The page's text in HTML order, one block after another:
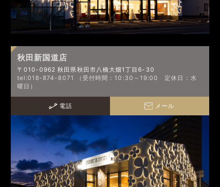
秋田新国道店
〒010-0962 秋田県秋田市八橋大畑1丁目6-30
tel:018-874-8071 （受付時間：10:30～19:00 定休日：水
曜日）
電話 メール